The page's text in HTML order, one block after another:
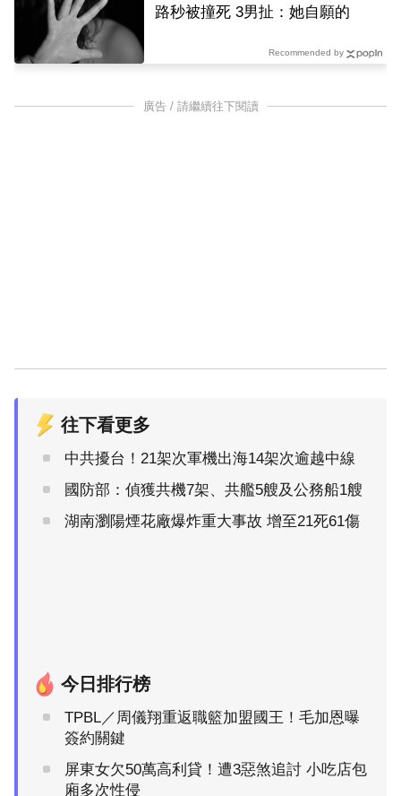
路秒被撞死 3男扯：她自願的
Recommended by
廣告 / 請繼續往下閱讀
往下看更多
中共擾台！21架次軍機出海14架次逾越中線
國防部：偵獲共機7架、共艦5艘及公務船1艘
湖南瀏陽煙花廠爆炸重大事故 增至21死61傷
今日排行榜
TPBL／周儀翔重返職籃加盟國王！毛加恩曝
簽約關鍵
屏東女欠50萬高利貸！遭3惡煞追討 小吃店包
廂多次性侵